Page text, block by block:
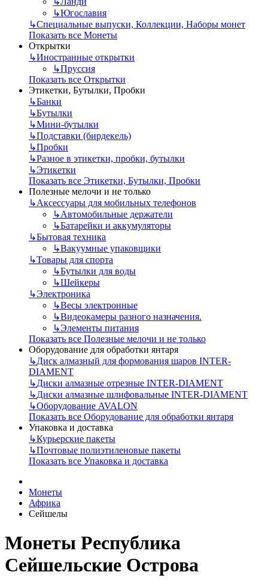
↳Югославия
↳Специальные выпуски, Коллекции, Наборы монет
Показать все Монеты
Открытки
↳Иностранные открытки
↳Пруссия
Показать все Открытки
Этикетки, Бутылки, Пробки
↳Банки
↳Бутылки
↳Мини-бутылки
↳Подставки (бирдекель)
↳Пробки
↳Разное в этикетки, пробки, бутылки
↳Этикетки
Показать все Этикетки, Бутылки, Пробки
Полезные мелочи и не только
↳Аксессуары для мобильных телефонов
↳Автомобильные держатели
↳Батарейки и аккумуляторы
↳Бытовая техника
↳Вакуумные упаковщики
↳Товары для спорта
↳Бутылки для воды
↳Шейкеры
↳Электроника
↳Весы электронные
↳Видеокамеры разного назначения.
↳Элементы питания
Показать все Полезные мелочи и не только
Оборудование для обработки янтаря
↳Диск алмазный для формования шаров INTER-
DIAMENT
↳Диски алмазные отрезные INTER-DIAMENT
↳Диски алмазные шлифовальные INTER-DIAMENT
↳Оборудование AVALON
Показать все Оборудование для обработки янтаря
Упаковка и доставка
↳Курьерские пакеты
↳Почтовые полиэтиленовые пакеты
Показать все Упаковка и доставка
Монеты
Африка
Сейшелы
Монеты Республика
Сейшельские Острова